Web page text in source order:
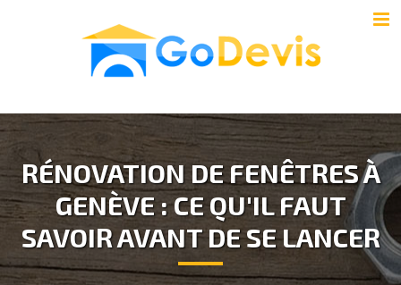
RÉNOVATION DE FENÊTRES À
GENÈVE : CE QU'IL FAUT
SAVOIR AVANT DE SE LANCER